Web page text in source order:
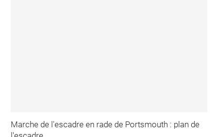
Marche de l'escadre en rade de Portsmouth : plan de